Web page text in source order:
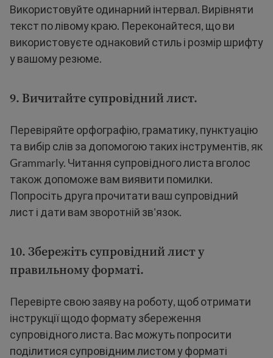
Використовуйте одинарний інтервал. Вирівняти
текст по лівому краю. Переконайтеся, що ви
використовуєте однаковий стиль і розмір шрифту
у вашому резюме.
9. Вичитайте супровідний лист.
Перевіряйте орфографію, граматику, пунктуацію
та вибір слів за допомогою таких інструментів, як
Grammarly. Читання супровідного листа вголос
також допоможе вам виявити помилки.
Попросіть друга прочитати ваш супровідний
лист і дати вам зворотній зв'язок.
10. Збережіть супровідний лист у
правильному форматі.
Перевірте свою заяву на роботу, щоб отримати
інструкції щодо формату збереження
супровідного листа. Вас можуть попросити
поділитися супровідним листом у форматі